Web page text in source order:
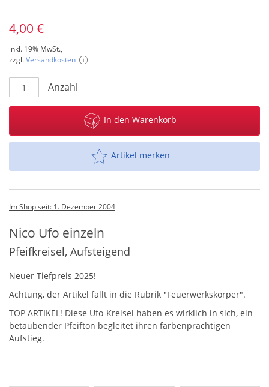
4,00 €
inkl. 19% MwSt.,
zzgl.Versandkosten
Anzahl
In den Warenkorb
Artikel merken
Im Shop seit: 1. Dezember 2004
Nico Ufo einzeln
Pfeifkreisel, Aufsteigend
Neuer Tiefpreis 2025!
Achtung, der Artikel fällt in die Rubrik "Feuerwerkskörper".
TOP ARTIKEL! Diese Ufo-Kreisel haben es wirklich in sich, ein
betäubender Pfeifton begleitet ihren farbenprächtigen
Aufstieg.